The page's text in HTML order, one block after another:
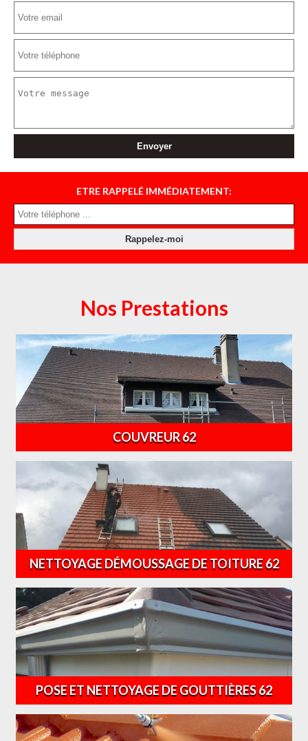
ETRE RAPPELÉ IMMÉDIATEMENT:
Nos Prestations
COUVREUR 62
NETTOYAGE DÉMOUSSAGE DE TOITURE 62
POSE ET NETTOYAGE DE GOUTTIÈRES 62